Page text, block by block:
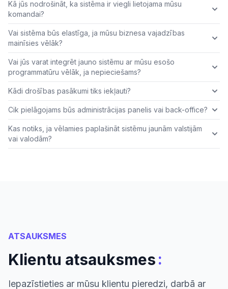
Kā jūs nodrošināt, ka sistēma ir viegli lietojama mūsu
komandai?
Vai sistēma būs elastīga, ja mūsu biznesa vajadzības
mainīsies vēlāk?
Vai jūs varat integrēt jauno sistēmu ar mūsu esošo
programmatūru vēlāk, ja nepieciešams?
Kādi drošības pasākumi tiks iekļauti?
Cik pielāgojams būs administrācijas panelis vai back-office?
Kas notiks, ja vēlamies paplašināt sistēmu jaunām valstijām
vai valodām?
ATSAUKSMES
Klientu atsauksmes:
Iepazīstieties ar mūsu klientu pieredzi, darbā ar